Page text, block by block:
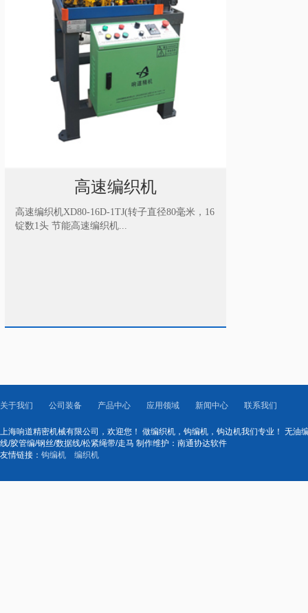
高速编织机
高速编织机XD80-16D-1TJ(转子直径80毫米，16
锭数1头 节能高速编织机...
关于我们 公司装备 产品中心 应用领域 新闻中心 联系我们
上海响道精密机械有限公司，欢迎您！ 做编织机，钩编机，钩边机我们专业！ 无油
线/胶管编/钢丝/数据线/松紧绳带/走马 制作维护：南通协达软件
友情链接： 钩编机 编织机